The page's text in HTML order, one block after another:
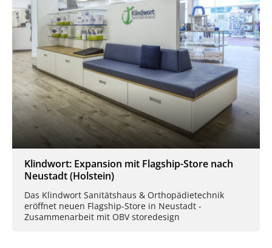
Klindwort: Expansion mit Flagship-Store nach
Neustadt (Holstein)
Das Klindwort Sanitätshaus & Orthopädietechnik
eröffnet neuen Flagship-Store in Neustadt -
Zusammenarbeit mit OBV storedesign